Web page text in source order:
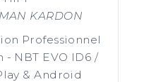
KARDON
Professionnel
NBT EVO ID6 /
& Android